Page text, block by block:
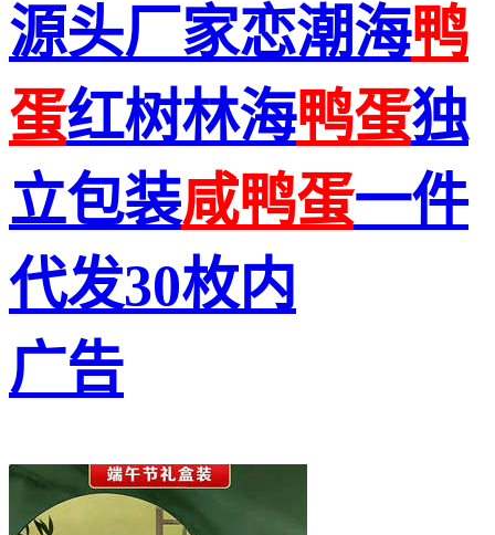
源头厂家恋潮海鸭
蛋红树林海鸭蛋独
立包装咸鸭蛋一件
代发30枚内
广告